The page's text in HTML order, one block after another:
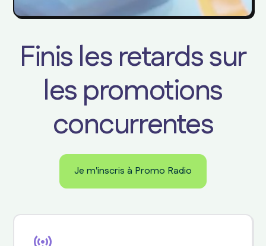
Finis les retards sur
les promotions
concurrentes
Je m'inscris à Promo Radio
Je m'inscris à Promo Radio